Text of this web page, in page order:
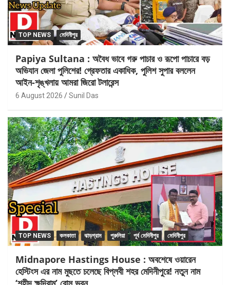
TOP NEWS মেদিনীপুর
Papiya Sultana : অবৈধ ভাবে গরু পাচার ও রূপো পাচারে বড়
অভিযান জেলা পুলিশের! গ্রেফতার একাধিক, পুলিশ সুপার বললেন
আইন-শৃঙ্খলায় আমরা জিরো টলারেন্স
6 August 2026 Sunil Das
TOP NEWS কলকাতা ঝাড়গ্রাম পুরুলিয়া পূর্ব মেদিনীপুর মেদিনীপুর
Midnapore Hastings House : অবশেষে ওয়ারেন
হেস্টিংস এর নাম মুছতে চলেছে বিপ্লবী শহর মেদিনীপুরে! নতুন নাম